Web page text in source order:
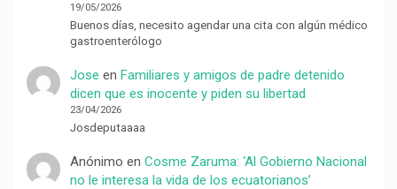
19/05/2026
Buenos días, necesito agendar una cita con algún médico
gastroenterólogo
Jose en Familiares y amigos de padre detenido
dicen que es inocente y piden su libertad
23/04/2026
Josdeputaaaa
Anónimo en Cosme Zaruma: ‘Al Gobierno Nacional
no le interesa la vida de los ecuatorianos’